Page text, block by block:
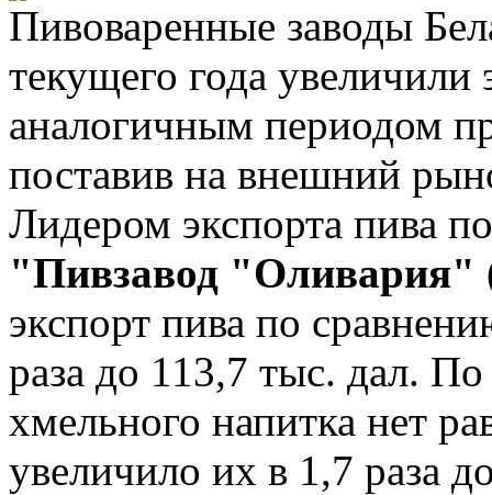
Пивоваренные заводы
текущего года
аналогичным периодом
поставив на внешний
Лидером экспорта пива
"Пивзавод "Оливария"
экспорт пива по
раза до 113,7 тыс. дал.
хмельного напитка нет
увеличило их в 1,7 раза